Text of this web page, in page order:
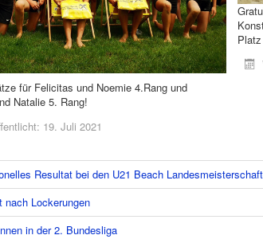
für Felicitas und Noemie 4.Rang und
Natalie 5. Rang!
19. Juli 2021
Platz
Resultat bei den U21 Beach
nach Lockerungen
in der 2. Bundesliga